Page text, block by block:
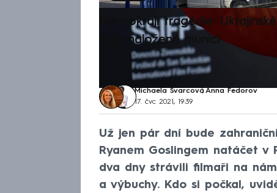
Na pokraji tragédie:
bylo naložené municí
Michaela Švarcová, Anna Fedorov
17. čvc 2021, 19:39
Už jen pár dní bude
Ryanem Goslingem natáčet v
dva dny strávili filmaři na
a výbuchy. Kdo si počkal,